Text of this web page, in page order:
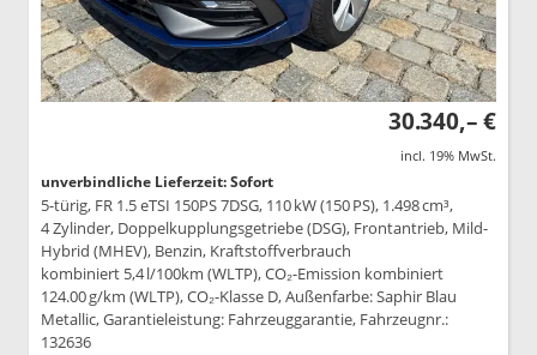
30.340,– €
incl. 19% MwSt.
unverbindliche Lieferzeit: Sofort
5-türig, FR 1.5 eTSI 150PS 7DSG, 110 kW (150 PS), 1.498 cm³,
4 Zylinder, Doppelkupplungsgetriebe (DSG), Frontantrieb, Mild-
Hybrid (MHEV), Benzin, Kraftstoffverbrauch
kombiniert 5,4 l/100km (WLTP), CO₂-Emission kombiniert
124.00 g/km (WLTP), CO₂-Klasse D, Außenfarbe: Saphir Blau
Metallic, Garantieleistung: Fahrzeuggarantie, Fahrzeugnr.:
132636